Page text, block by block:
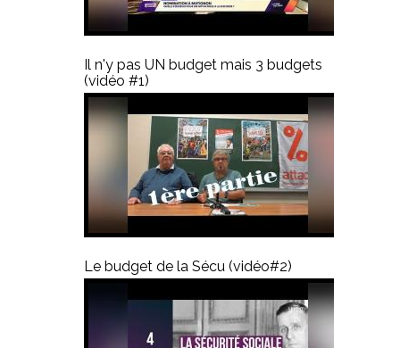
Il n'y pas UN budget mais 3 budgets
(vidéo #1)
Le budget de la Sécu (vidéo#2)